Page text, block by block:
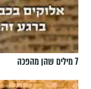
7 מילים שהן מהפכה